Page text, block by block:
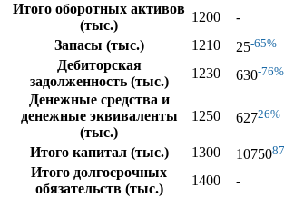
Итого оборотных активов
(тыс.)
1200 -
Запасы (тыс.)
1210 25-65%
Дебиторская
задолженность (тыс.)
1230 630-76%
Денежные средства и
денежные эквиваленты
(тыс.)
1250 62726%
Итого капитал (тыс.) 1300 10750
Итого долгосрочных
обязательств (тыс.)
1400 -